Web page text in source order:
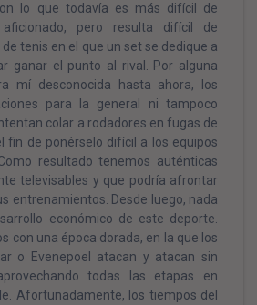
lo que todavía es más difícil de
pero resulta difícil de
tenis en el que un set se dedique a
ganar el punto al rival. Por alguna
mí desconocida hasta ahora, los
para la general ni tampoco
colar a rodadores en fugas de
fin de ponérselo difícil a los equipos
resultado tenemos auténticas
televisables y que podría afrontar
entrenamientos. Desde luego, nada
económico de este deporte.
con una época dorada, en la que los
o Evenepoel atacan y atacan sin
todas las etapas en
Afortunadamente, los tiempos del